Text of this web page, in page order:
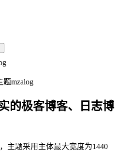
的极客博客、日志博
主题采用主体最大宽度为1440